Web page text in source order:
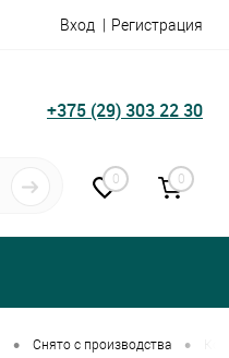
Вход Регистрация
+375 (29) 303 22 30
0 0
• Снято с производства •